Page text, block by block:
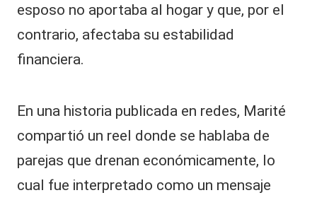
esposo no aportaba al hogar y que, por el
contrario, afectaba su estabilidad
financiera.
En una historia publicada en redes, Marité
compartió un reel donde se hablaba de
parejas que drenan económicamente, lo
cual fue interpretado como un mensaje